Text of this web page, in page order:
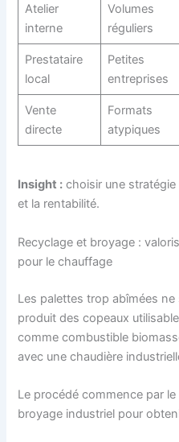
Atelier
interne
Volumes
réguliers
Prestataire
local
Petites
entreprises
Vente
directe
Formats
atypiques
Insight : choisir une
et la rentabilité.
Recyclage et broyage :
pour le chauffage
Les palettes trop abîmées
produit des copeaux
comme combustible
avec une chaudière
Le procédé commence par
broyage industriel pour